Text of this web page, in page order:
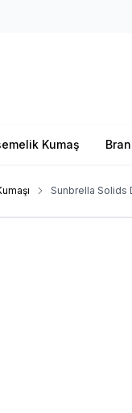
Kumaş
Sunbrella Solids